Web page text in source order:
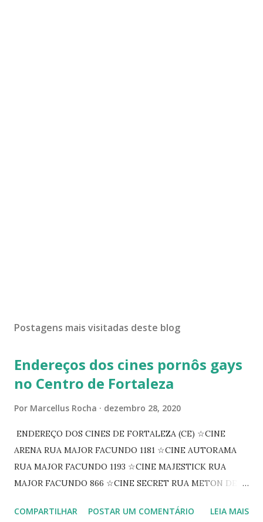
Postagens mais visitadas deste blog
Endereços dos cines pornôs gays
no Centro de Fortaleza
Por Marcellus Rocha dezembro 28, 2020
ENDEREÇO DOS CINES DE FORTALEZA (CE) ☆CINE
ARENA RUA MAJOR FACUNDO 1181 ☆CINE AUTORAMA
RUA MAJOR FACUNDO 1193 ☆CINE MAJESTICK RUA
MAJOR FACUNDO 866 ☆CINE SECRET RUA METON DE
PEIXOTO 1307 ☆CINE IRIS RUA FLORIANO PEIXOTO 1206
COMPARTILHAR POSTAR UM COMENTÁRIO LEIA MAIS